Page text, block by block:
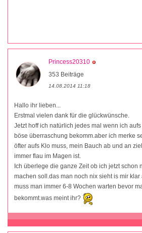
Princess20310
353 Beiträge
14.08.2014 11:18
Hallo ihr lieben...
Erstmal vielen dank für die glückwünsche.
Jetzt hoff ich natürlich jedes mal wenn ich
böse überraschung bekomm.aber ich merke
öfter aufs Klo muss, mein Bauch ab und an
immer flau im Magen ist.
Ich überlege die ganze Zeit ob ich jetzt schon
machen soll.das man noch nix sieht is mir
muss man immer 6-8 Wochen warten bevor
bekommt.was meint ihr?